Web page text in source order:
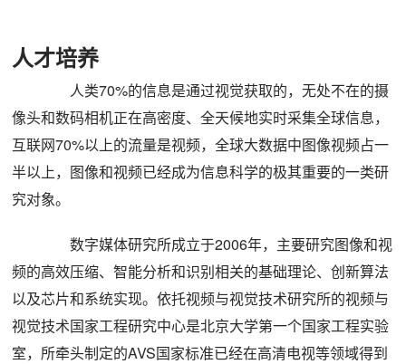
人才培养
人类70%的信息是通过视觉获取的，无处不在的摄
像头和数码相机正在高密度、全天候地实时采集全球信息，
互联网70%以上的流量是视频，全球大数据中图像视频占一
半以上，图像和视频已经成为信息科学的极其重要的一类研
究对象。
数字媒体研究所成立于2006年，主要研究图像和视
频的高效压缩、智能分析和识别相关的基础理论、创新算法
以及芯片和系统实现。依托视频与视觉技术研究所的视频与
视觉技术国家工程研究中心是北京大学第一个国家工程实验
室，所牵头制定的AVS国家标准已经在高清电视等领域得到